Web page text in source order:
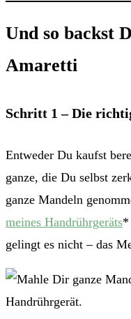
Und so backst
Amaretti
Schritt 1 – Die
Entweder Du kaufst
ganze, die Du selbst
ganze Mandeln
meines Handrührgeräts*
gelingt es nicht – das